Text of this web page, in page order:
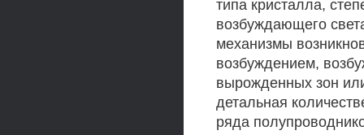
типа кристалла,
возбуждающего
механизмы
возбуждением,
вырожденных зон
детальная
ряда